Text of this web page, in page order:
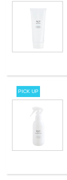
PICK UP